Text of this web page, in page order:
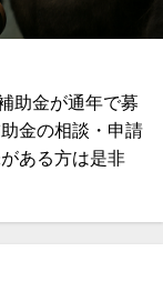
助金が通年で募
金の相談・申請
ある方は是非